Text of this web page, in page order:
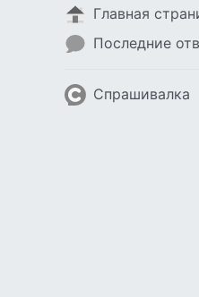
Главная
Последние
Спрашивалка